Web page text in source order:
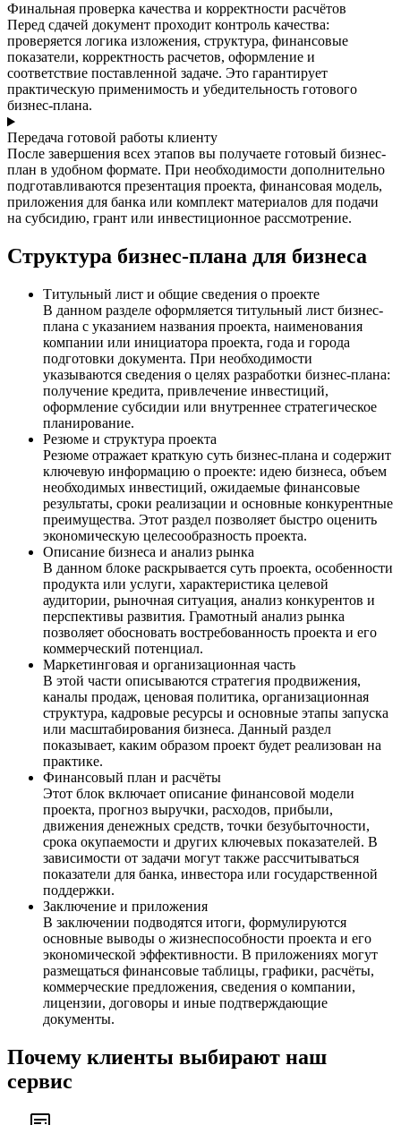
Финальная проверка качества и корректности расчётов
Перед сдачей документ проходит контроль качества:
проверяется логика изложения, структура, финансовые
показатели, корректность расчетов, оформление и
соответствие поставленной задаче. Это гарантирует
практическую применимость и убедительность готового
бизнес-плана.
Передача готовой работы клиенту
После завершения всех этапов вы получаете готовый бизнес-
план в удобном формате. При необходимости дополнительно
подготавливаются презентация проекта, финансовая модель,
приложения для банка или комплект материалов для подачи
на субсидию, грант или инвестиционное рассмотрение.
Структура бизнес-плана для бизнеса
Титульный лист и общие сведения о проекте
В данном разделе оформляется титульный лист бизнес-
плана с указанием названия проекта, наименования
компании или инициатора проекта, года и города
подготовки документа. При необходимости
указываются сведения о целях разработки бизнес-плана:
получение кредита, привлечение инвестиций,
оформление субсидии или внутреннее стратегическое
планирование.
Резюме и структура проекта
Резюме отражает краткую суть бизнес-плана и содержит
ключевую информацию о проекте: идею бизнеса, объем
необходимых инвестиций, ожидаемые финансовые
результаты, сроки реализации и основные конкурентные
преимущества. Этот раздел позволяет быстро оценить
экономическую целесообразность проекта.
Описание бизнеса и анализ рынка
В данном блоке раскрывается суть проекта, особенности
продукта или услуги, характеристика целевой
аудитории, рыночная ситуация, анализ конкурентов и
перспективы развития. Грамотный анализ рынка
позволяет обосновать востребованность проекта и его
коммерческий потенциал.
Маркетинговая и организационная часть
В этой части описываются стратегия продвижения,
каналы продаж, ценовая политика, организационная
структура, кадровые ресурсы и основные этапы запуска
или масштабирования бизнеса. Данный раздел
показывает, каким образом проект будет реализован на
практике.
Финансовый план и расчёты
Этот блок включает описание финансовой модели
проекта, прогноз выручки, расходов, прибыли,
движения денежных средств, точки безубыточности,
срока окупаемости и других ключевых показателей. В
зависимости от задачи могут также рассчитываться
показатели для банка, инвестора или государственной
поддержки.
Заключение и приложения
В заключении подводятся итоги, формулируются
основные выводы о жизнеспособности проекта и его
экономической эффективности. В приложениях могут
размещаться финансовые таблицы, графики, расчёты,
коммерческие предложения, сведения о компании,
лицензии, договоры и иные подтверждающие
документы.
Почему клиенты выбирают наш
сервис